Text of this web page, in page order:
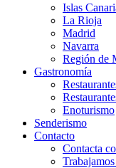
Islas
La Rioja
Madrid
Navarra
Región de
Gastronomía
Enoturismo
Senderismo
Contacto
Contacta